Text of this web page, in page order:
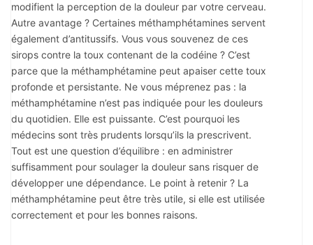
modifient la perception de la douleur par votre cerveau.
Autre avantage ? Certaines méthamphétamines servent
également d’antitussifs. Vous vous souvenez de ces
sirops contre la toux contenant de la codéine ? C’est
parce que la méthamphétamine peut apaiser cette toux
profonde et persistante. Ne vous méprenez pas : la
méthamphétamine n’est pas indiquée pour les douleurs
du quotidien. Elle est puissante. C’est pourquoi les
médecins sont très prudents lorsqu’ils la prescrivent.
Tout est une question d’équilibre : en administrer
suffisamment pour soulager la douleur sans risquer de
développer une dépendance. Le point à retenir ? La
méthamphétamine peut être très utile, si elle est utilisée
correctement et pour les bonnes raisons.